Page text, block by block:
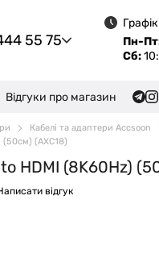
55 75
Пн-
Сб:
Відгуки про магазин
Кабелі та адаптери Accsoon
(50см) (AXC18)
HDMI (8K60Hz)
відгук